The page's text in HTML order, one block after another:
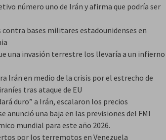
número uno de Irán y afirma que podría ser
bases militares estadounidenses en
una invasión terrestre los llevaría a un infierno
Irán en medio de la crisis por el estrecho de
tras ataque de EU
duro” a Irán, escalaron los precios
anunció una baja en las previsiones del FMI
mundial para este año 2026.
por los terremotos en Venezuela